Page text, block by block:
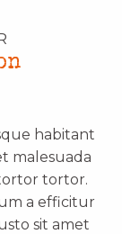
habitant
malesuada
tortor.
a efficitur
sit amet